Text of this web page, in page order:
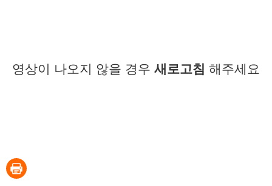
영상이 나오지 않을 경우 새로고침 해주세요